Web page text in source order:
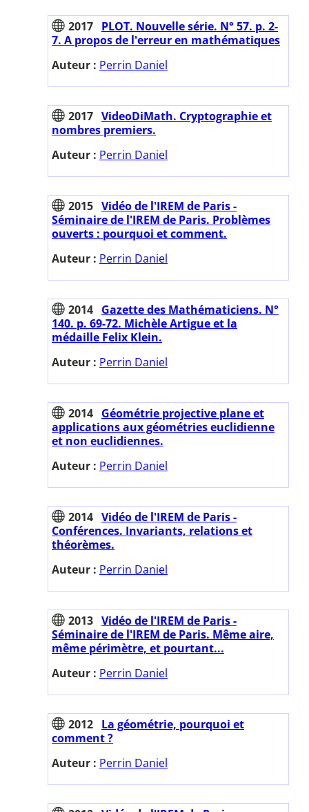
2017 PLOT. Nouvelle série. N° 57. p. 2-
7. A propos de l'erreur en mathématiques
Auteur : Perrin Daniel
2017 VideoDiMath. Cryptographie et
nombres premiers.
Auteur : Perrin Daniel
2015 Vidéo de l'IREM de Paris -
Séminaire de l'IREM de Paris. Problèmes
ouverts : pourquoi et comment.
Auteur : Perrin Daniel
2014 Gazette des Mathématiciens. N°
140. p. 69-72. Michèle Artigue et la
médaille Felix Klein.
Auteur : Perrin Daniel
2014 Géométrie projective plane et
applications aux géométries euclidienne
et non euclidiennes.
Auteur : Perrin Daniel
2014 Vidéo de l'IREM de Paris -
Conférences. Invariants, relations et
théorèmes.
Auteur : Perrin Daniel
2013 Vidéo de l'IREM de Paris -
Séminaire de l'IREM de Paris. Même aire,
même périmètre, et pourtant...
Auteur : Perrin Daniel
2012 La géométrie, pourquoi et
comment ?
Auteur : Perrin Daniel